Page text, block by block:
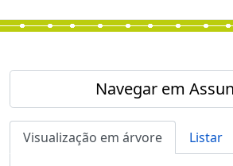
Navegar em
Visualização em árvore Listar